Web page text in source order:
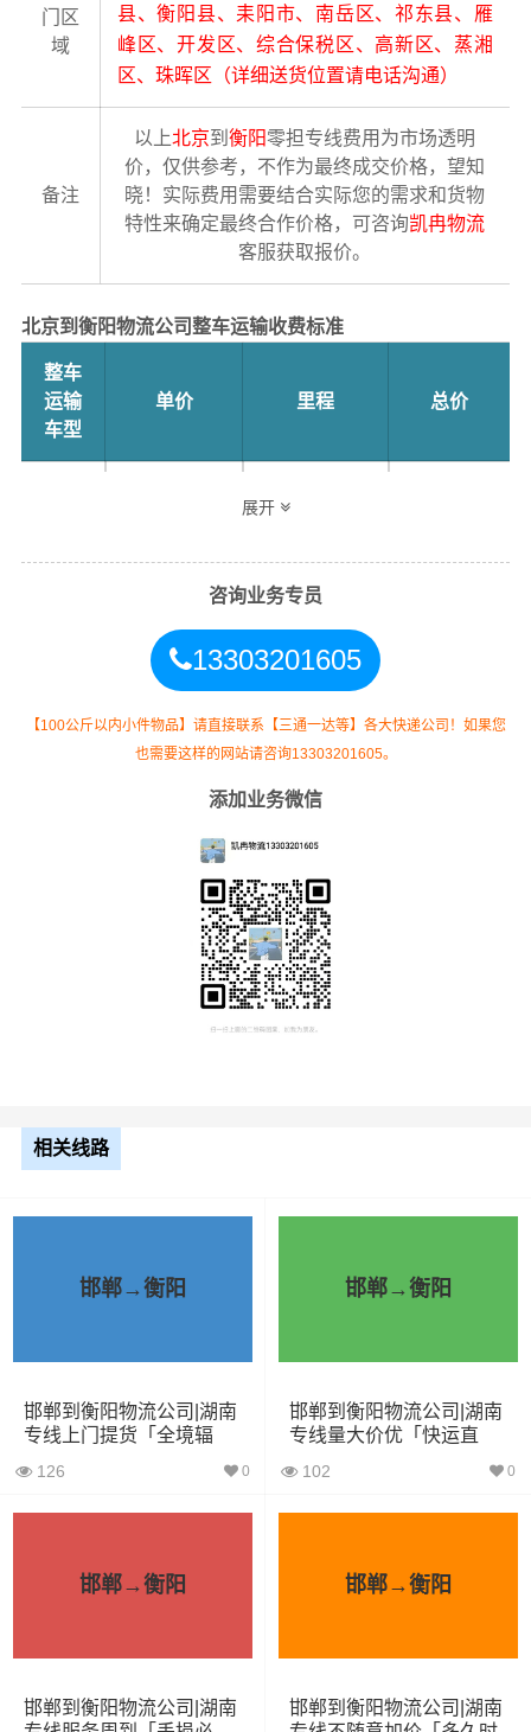
门区
域
县、衡阳县、耒阳市、南岳区、祁东县、雁
峰区、开发区、综合保税区、高新区、蒸湘
区、珠晖区（详细送货位置请电话沟通）
备注
以上北京到衡阳零担专线费用为市场透明
价，仅供参考，不作为最终成交价格，望知
晓！实际费用需要结合实际您的需求和货物
特性来确定最终合作价格，可咨询凯冉物流
客服获取报价。
北京到衡阳物流公司整车运输收费标准
整车
运输
车型
单价 里程 总价
1620公里
1620公里
7.5元 1620公里
10.5元 1620公里
整车运输价格计算方式通常是按单价×公里，
以上报价为市场透明价，仅供参考，不作为
最终成交价格，望知晓！
（
吨 ）
小面包
包车
6立方 1.2吨 2.4×1.6×1.9
依维柯 1.5吨
车
中型货
展开
咨询业务专员
13303201605
【100公斤以内小件物品】请直接联系【三通一达等】各大快递公司！如果您
也需要这样的网站请咨询13303201605。
添加业务微信
相关线路
邯郸→衡阳
邯郸到衡阳物流公司|湖南
专线上门提货「全境辐
126 0
邯郸→衡阳
邯郸到衡阳物流公司|湖南
专线量大价优「快运直
102 0
邯郸→衡阳
邯郸到衡阳物流公司|湖南
邯郸→衡阳
邯郸到衡阳物流公司|湖南